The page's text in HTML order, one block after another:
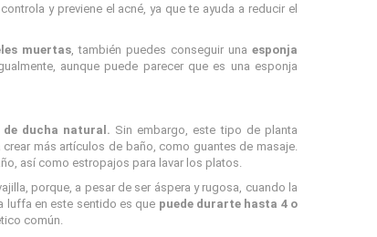
y previene el acné, ya que te ayuda a reducir el
muertas, también puedes conseguir una esponja
aunque puede parecer que es una esponja
de ducha natural. Sin embargo, este tipo de planta
más artículos de baño, como guantes de masaje.
así como estropajos para lavar los platos.
porque, a pesar de ser áspera y rugosa, cuando la
luffa en este sentido es que puede durarte hasta 4 o
común.